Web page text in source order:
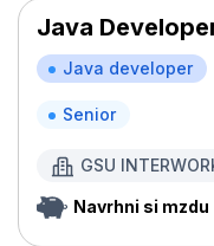
Java
Java developer
Senior
GSU
Navrhni si mzdu